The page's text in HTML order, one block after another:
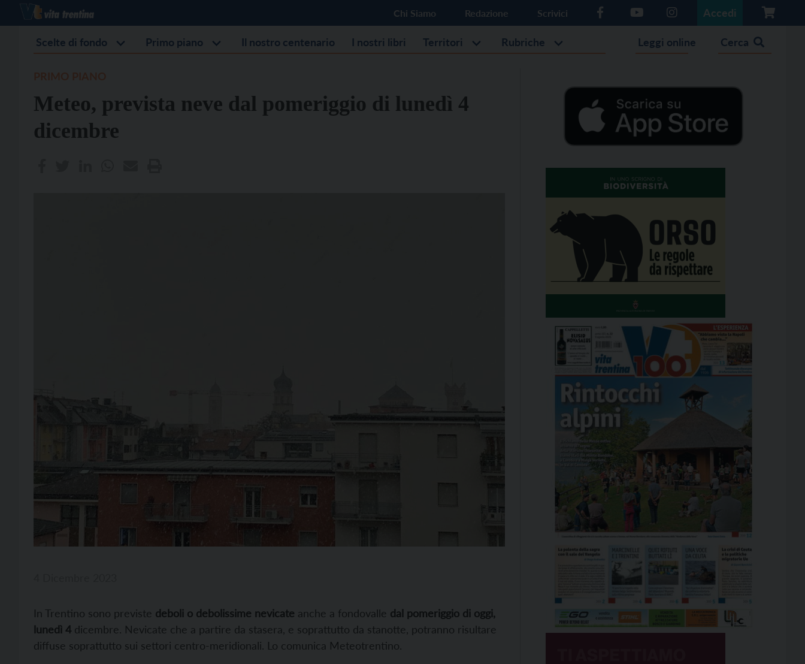
Chi Siamo Redazione Scrivici Accedi
Scelte di fondo Primo piano Il nostro centenario I nostri libri Territori Rubriche Leggi online Cerca
Meteo, prevista neve dal pomeriggio di lunedì 4
dicembre
In Trentino sono previste deboli o debolissime nevicate anche a fondovalle dal pomeriggio di oggi,
lunedì 4 dicembre. Nevicate che a partire da stasera, e soprattutto da stanotte, potranno risultare
diffuse soprattutto sui settori centro-meridionali. Lo comunica Meteotrentino.